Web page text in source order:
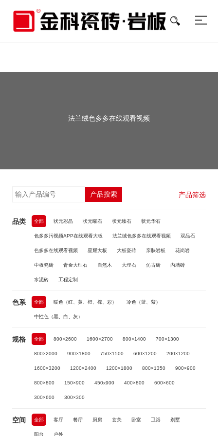
色多多在线视频,色多多黄色软件下载,色多多在线观看视频,色多多污视频
法兰绒色多多在线观看视频
产品搜索 产品筛选
品类 全部 状元彩晶 状元曜石 状元臻石 状元华石
色多多污视频APP在线观看大板 法兰绒色多多在线观看视频 双品石
色多多在线观看视频 星耀大板 大板瓷砖 亲肤岩板 花岗岩
中板瓷砖 青金大理石 自然木 大理石 仿古砖 内墙砖
水泥砖 工程定制
色系 全部 暖色（红、黄、橙、棕、彩） 冷色（蓝、紫）
中性色（黑、白、灰）
规格 全部 800×2600 1600×2700 800×1400 700×1300
800×2000 900×1800 750×1500 600×1200 200×1200
1600×3200 1200×2400 1200×1800 800×1350 900×900
800×800 150×900 450x900 400×800 600×600
300×600 300×300
空间 全部 客厅 餐厅 厨房 玄关 卧室 卫浴 别墅
阳台 户外